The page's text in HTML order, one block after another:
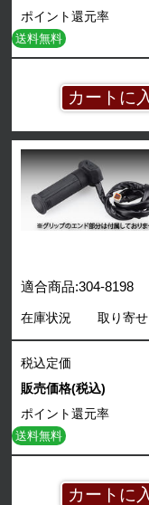
ポイント還元率
送料無料
適合商品:304-8198
在庫状況 取り寄せ
税込定価
販売価格(税込)
ポイント還元率
送料無料